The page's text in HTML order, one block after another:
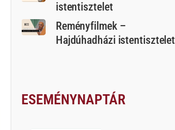
istentisztelet
Reményfilmek –
Hajdúhadházi istentisztelet
ESEMÉNYNAPTÁR